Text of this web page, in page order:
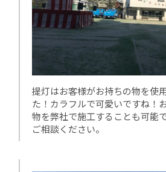
提灯はお客様がお持ちの物を使
た！カラフルで可愛いですね！
物を弊社で施工することも可能
ご相談ください。